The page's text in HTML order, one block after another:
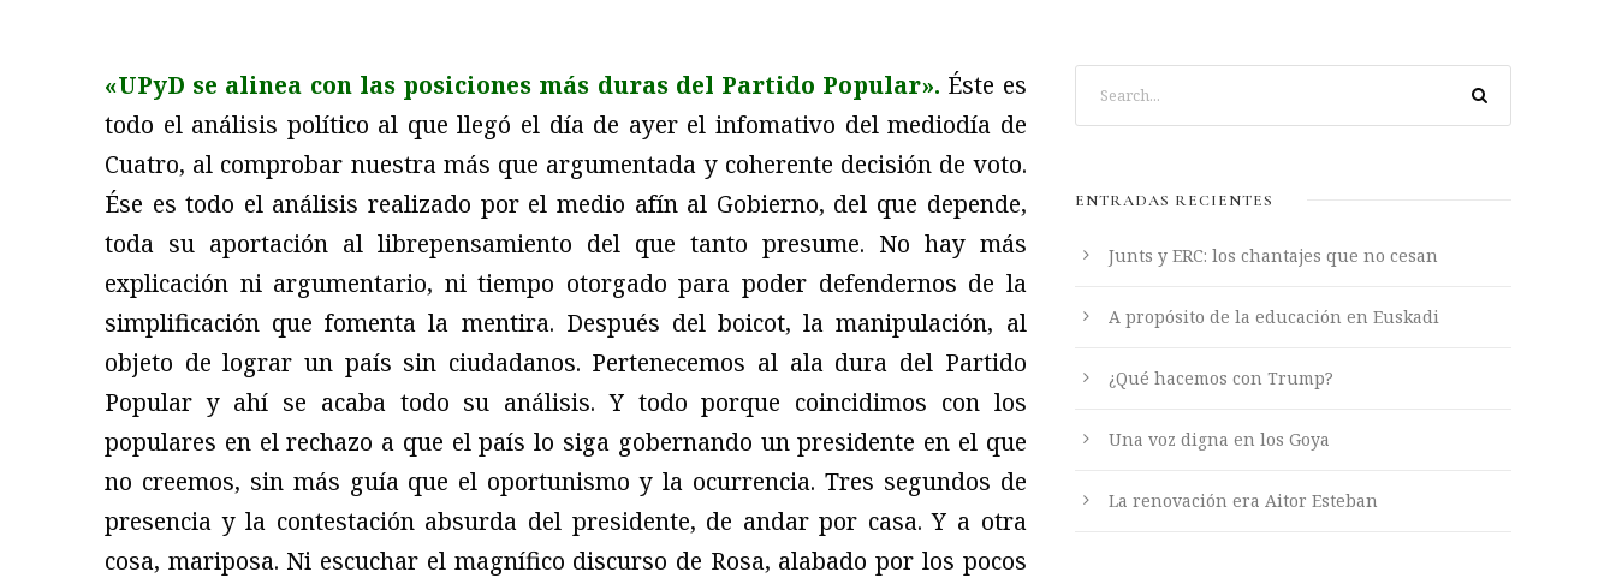
«UPyD se alinea con las posiciones más duras del Partido Popular». Éste es
todo el análisis político al que llegó el día de ayer el infomativo del mediodía de
Cuatro, al comprobar nuestra más que argumentada y coherente decisión de voto.
Ése es todo el análisis realizado por el medio afín al Gobierno, del que depende,
toda su aportación al librepensamiento del que tanto presume. No hay más
explicación ni argumentario, ni tiempo otorgado para poder defendernos de la
simplificación que fomenta la mentira. Después del boicot, la manipulación, al
objeto de lograr un país sin ciudadanos. Pertenecemos al ala dura del Partido
Popular y ahí se acaba todo su análisis. Y todo porque coincidimos con los
populares en el rechazo a que el país lo siga gobernando un presidente en el que
no creemos, sin más guía que el oportunismo y la ocurrencia. Tres segundos de
presencia y la contestación absurda del presidente, de andar por casa. Y a otra
cosa, mariposa. Ni escuchar el magnífico discurso de Rosa, alabado por los pocos
ENTRADAS RECIENTES
Junts y ERC: los chantajes que no cesan
A propósito de la educación en Euskadi
¿Qué hacemos con Trump?
Una voz digna en los Goya
La renovación era Aitor Esteban